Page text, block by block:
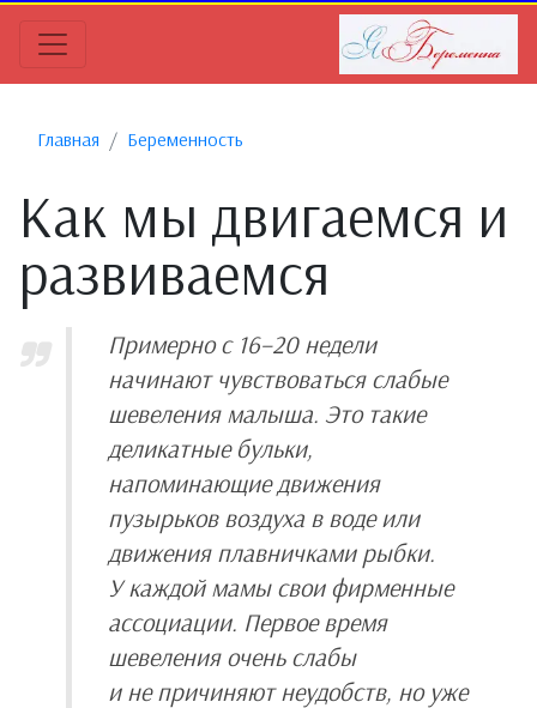
Главная Беременность
Как мы двигаемся и
развиваемся
Примерно с 16–20 недели
начинают чувствоваться слабые
шевеления малыша. Это такие
деликатные бульки,
напоминающие движения
пузырьков воздуха в воде или
движения плавничками рыбки.
У каждой мамы свои фирменные
ассоциации. Первое время
шевеления очень слабы
и не причиняют неудобств, но уже